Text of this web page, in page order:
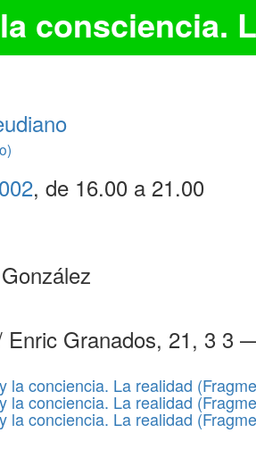
consciencia.
, de 16.00 a 21.00
Enric Granados, 21, 3 3
conciencia. La realidad
conciencia. La realidad
conciencia. La realidad